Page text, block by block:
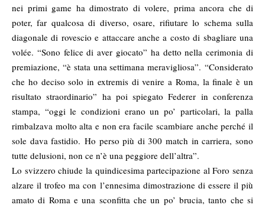
nei primi game ha dimostrato di volere, prima ancora che di
poter, far qualcosa di diverso, osare, rifiutare lo schema sulla
diagonale di rovescio e attaccare anche a costo di sbagliare una
volée. “Sono felice di aver giocato” ha detto nella cerimonia di
premiazione, “è stata una settimana meravigliosa”. “Considerato
che ho deciso solo in extremis di venire a Roma, la finale è un
risultato straordinario” ha poi spiegato Federer in conferenza
stampa, “oggi le condizioni erano un po’ particolari, la palla
rimbalzava molto alta e non era facile scambiare anche perché il
sole dava fastidio. Ho perso più di 300 match in carriera, sono
tutte delusioni, non ce n’è una peggiore dell’altra”.
Lo svizzero chiude la quindicesima partecipazione al Foro senza
alzare il trofeo ma con l’ennesima dimostrazione di essere il più
amato di Roma e una sconfitta che un po’ brucia, tanto che si